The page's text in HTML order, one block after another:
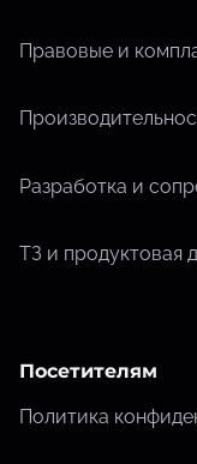
Правовые и
Разработка и
ТЗ и продуктовая
Посетителям
Политика